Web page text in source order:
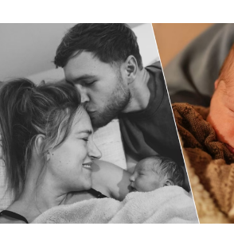
achterlaat